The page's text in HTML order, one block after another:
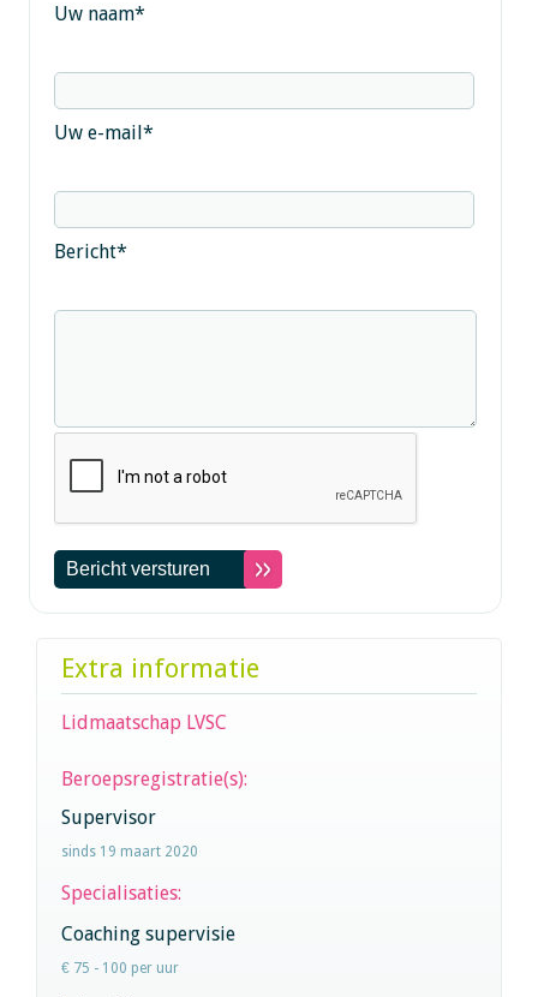
Uw naam*
Uw e-mail*
Bericht*
Extra informatie
Lidmaatschap LVSC
Beroepsregistratie(s):
Supervisor
sinds 19 maart 2020
Specialisaties:
Coaching supervisie
€ 75 - 100 per uur